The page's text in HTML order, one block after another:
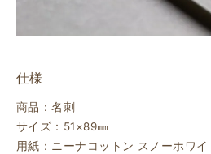
仕様
商品：名刺
サイズ：51×89㎜
用紙：ニーナコットン スノーホワ